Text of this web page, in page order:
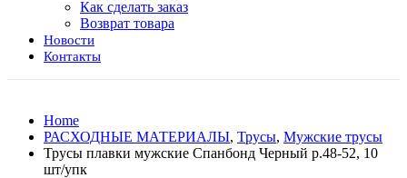
Как сделать заказ
Возврат товара
Новости
Контакты
Home
РАСХОДНЫЕ МАТЕРИАЛЫ, Трусы, Мужские трусы
Трусы плавки мужские Спанбонд Черный р.48-52, 10
шт/упк